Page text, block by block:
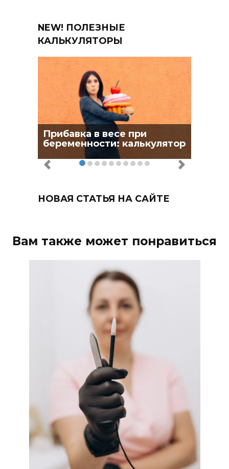
NEW! ПОЛЕЗНЫЕ
КАЛЬКУЛЯТОРЫ
Прибавка в весе при
беременности: калькулятор
НОВАЯ СТАТЬЯ НА САЙТЕ
Вам также может понравиться